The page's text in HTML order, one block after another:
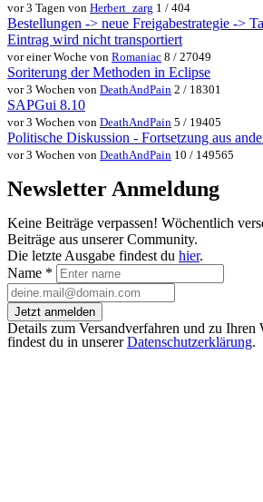
vor 3 Tagen von Herbert_zarg 1 / 404
Bestellungen -> neue Freigabestrategie ->
Eintrag wird nicht transportiert
vor einer Woche von Romaniac 8 / 27049
Soriterung der Methoden in Eclipse
vor 3 Wochen von DeathAndPain 2 / 18301
SAPGui 8.10
vor 3 Wochen von DeathAndPain 5 / 19405
Politische Diskussion - Fortsetzung aus
vor 3 Wochen von DeathAndPain 10 / 149565
Newsletter Anmeldung
Keine Beiträge verpassen! Wöchentlich
Beiträge aus unserer Community.
Die letzte Ausgabe findest du hier.
Name *
Jetzt anmelden
Details zum Versandverfahren und zu Ihren
findest du in unsererDatenschutzerklärung.